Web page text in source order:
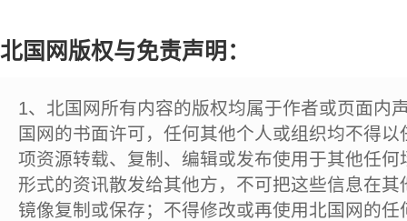
北国网版权与免责声明：
1、北国网所有内容的版权均属于作者或页面内
国网的书面许可，任何其他个人或组织均不得
项资源转载、复制、编辑或发布使用于其他任
形式的资讯散发给其他方，不可把这些信息在
镜像复制或保存；不得修改或再使用北国网的